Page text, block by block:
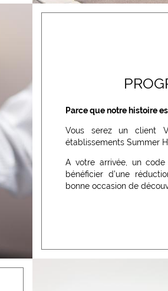
Parce que notre histoire
Vous serez un client
établissements Summer
A votre arrivée, un
bénéficier d’une
bonne occasion de